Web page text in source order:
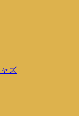
ズ